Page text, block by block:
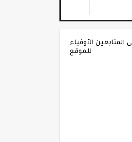
المتابعين الأوفياء
للموقع